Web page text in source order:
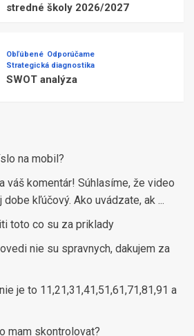
stredné školy 2026/2027
Obľúbené Odporúčame
Strategická diagnostika
SWOT analýza
na mobil?
váš komentár! Súhlasíme, že video
kľúčový. Ako uvádzate, ak ...
toto co su za priklady
nie su spravnych, dakujem za
je to 11,21,31,41,51,61,71,81,91 a
mam skontrolovat?